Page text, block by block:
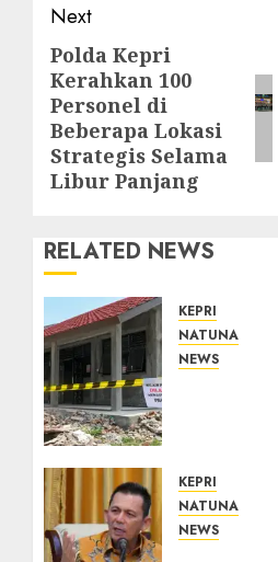
Next
Next
post:
Polda Kepri
Kerahkan 100
Personel di
Beberapa Lokasi
Strategis Selama
Libur Panjang
RELATED NEWS
KEPRI
NATUNA
NEWS
Pemprov
Kepri
KEPRI
NATUNA
NEWS